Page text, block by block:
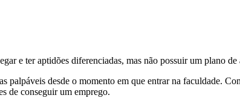
e ter aptidões diferenciadas, mas não possuir um plano
palpáveis desde o momento em que entrar na faculdade.
de conseguir um emprego.